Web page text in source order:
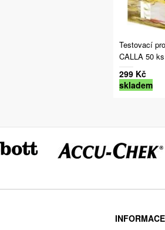
Testovací
CALLA 50
299 Kč
skladem
INFORMACE